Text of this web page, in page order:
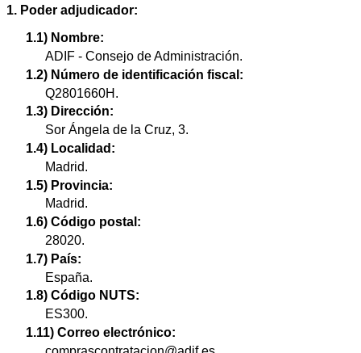
1. Poder adjudicador:
1.1) Nombre:
ADIF - Consejo de Administración.
1.2) Número de identificación fiscal:
Q2801660H.
1.3) Dirección:
Sor Ángela de la Cruz, 3.
1.4) Localidad:
Madrid.
1.5) Provincia:
Madrid.
1.6) Código postal:
28020.
1.7) País:
España.
1.8) Código NUTS:
ES300.
1.11) Correo electrónico: